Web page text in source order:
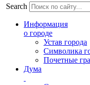
Search
Информация
о городе
Устав города
Символика
Почетные
Дума